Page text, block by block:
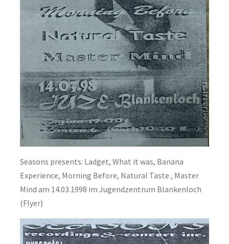
Seasons presents: Ladget, What it was, Banana
Experience, Morning Before, Natural Taste , Master
Mind am 14.03.1998 im Jugendzentrum Blankenloch
(Flyer)